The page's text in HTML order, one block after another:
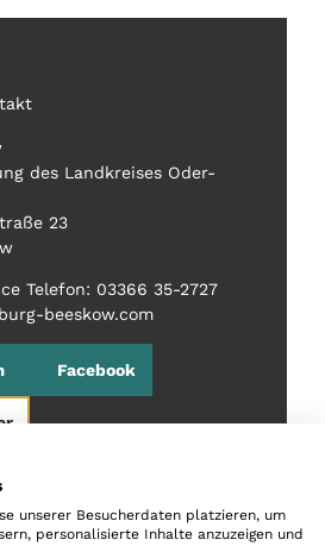
des Landkreises Oder-
23
Telefon: 03366 35-2727
beeskow.com
Facebook
unserer Besucherdaten platzieren, um
personalisierte Inhalte anzuzeigen und